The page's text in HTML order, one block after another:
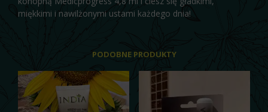
miękkimi i nawilżonymi ustami każdego dnia!
PODOBNE PRODUKTY